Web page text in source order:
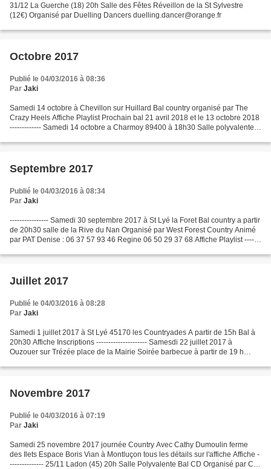
31/12 La Guerche (18) 20h Salle des Fêtes Réveillon de la St Sylvestre
(12€) Organisé par Duelling Dancers duelling.dancer@orange.fr
Octobre 2017
Publié le 04/03/2016 à 08:36
Par Jaki
Samedi 14 octobre à Chevillon sur Huillard Bal country organisé par The
Crazy Heels Affiche Playlist Prochain bal 21 avril 2018 et le 13 octobre 2018
------------- Samedi 14 octobre a Charmoy 89400 à 18h30 Salle polyvalente
Septembre 2017
Publié le 04/03/2016 à 08:34
Par Jaki
---------------- Samedi 30 septembre 2017 à St Lyé la Foret Bal country a partir
de 20h30 salle de la Rive du Nan Organisé par West Forest Country Animé
par PAT Denise : 06 37 57 93 46 Regine 06 50 29 37 68 Affiche Playlist -------
Juillet 2017
Publié le 04/03/2016 à 08:28
Par Jaki
Samedi 1 juillet 2017 à St Lyé 45170 les Countryades A partir de 15h Bal à
20h30 Affiche Inscriptions --------------------- Samesdi 22 juillet 2017 à
Ouzouer sur Trézée place de la Mairie Soirée barbecue à partir de 19 h
Novembre 2017
Publié le 04/03/2016 à 07:19
Par Jaki
Samedi 25 novembre 2017 journée Country Avec Cathy Dumoulin ferme
des Ilets Espace Boris Vian à Montluçon tous les détails sur l'affiche Affiche -
-------------- 25/11 Ladon (45) 20h Salle Polyvalente Bal CD Organisé par CC